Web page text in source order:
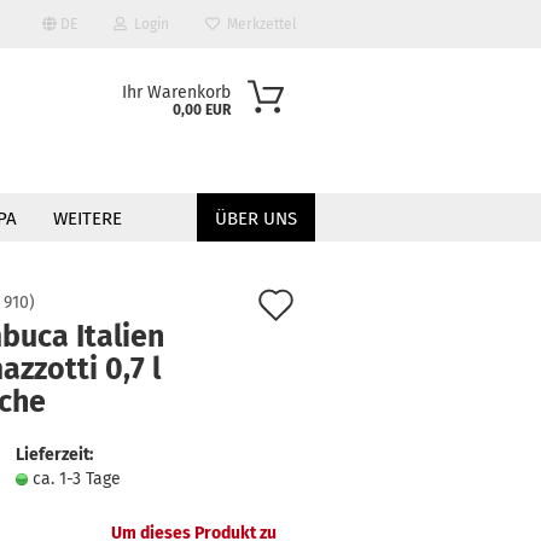
DE Login Merkzettel
Ihr Warenkorb
0,00 EUR
ÜBER UNS
WEITERE
910)
Italien
0,7 l
Lieferzeit:
ca. 1-3 Tage
Um dieses Produkt zu